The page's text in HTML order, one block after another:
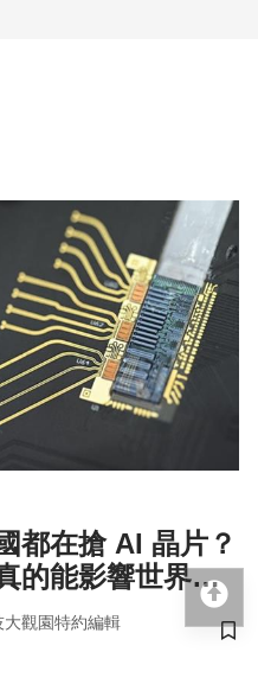
都在搶 AI 晶片？
的能影響世界
大觀園特約編輯
儲
回